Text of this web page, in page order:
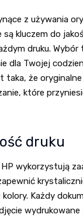
z używania
kluczem do
druku. Wybór
dla Twojej
taka, że
które
druku
wykorzystują
Każdy
wydrukowane